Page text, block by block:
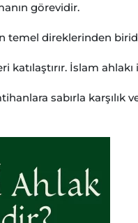
görevidir.
temel direklerinden
katılaştırır. İslam
sabırla